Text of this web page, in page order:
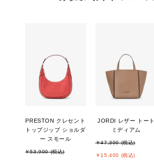
PRESTON クレセント
トップジップ ショルダ
ー スモール
￥53,900 (税込)
JORDI レザー トート
ミディアム
￥47,300 (税込)
￥15,400 (税込)